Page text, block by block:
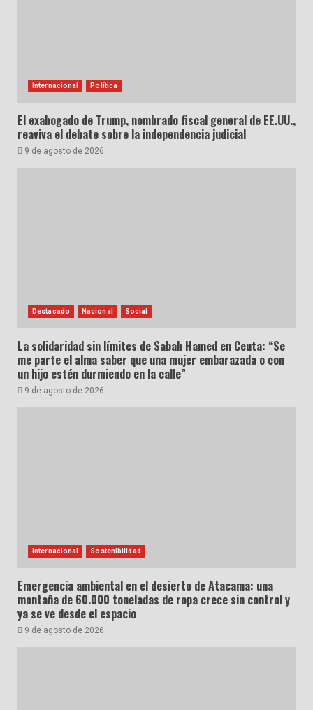
Internacional Política
El exabogado de Trump, nombrado fiscal general de EE.UU.,
reaviva el debate sobre la independencia judicial
9 de agosto de 2026
Destacado Nacional Social
La solidaridad sin límites de Sabah Hamed en Ceuta: “Se
me parte el alma saber que una mujer embarazada o con
un hijo estén durmiendo en la calle”
9 de agosto de 2026
Internacional Sostenibilidad
Emergencia ambiental en el desierto de Atacama: una
montaña de 60.000 toneladas de ropa crece sin control y
ya se ve desde el espacio
9 de agosto de 2026